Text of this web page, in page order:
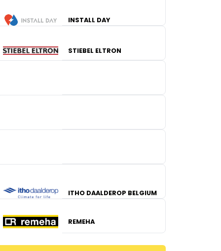
INSTALL DAY
STIEBEL ELTRON
RESIDEO
ITHO DAALDEROP BELGIUM
REMEHA